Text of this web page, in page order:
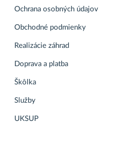
Ochrana osobných údajov
Obchodné podmienky
Realizácie záhrad
Doprava a platba
Škôlka
Služby
UKSUP